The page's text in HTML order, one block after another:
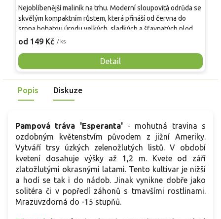
od 149 Kč / ks
Detail
Nejoblíbenější maliník na trhu. Moderní sloupovitá odrůda se
skvělým kompaktním růstem, která přináší od června do
srpna bohatou úrodu velkých, sladkých a šťavnatých plodů.
Pevné vzpřímené výhony tvoří elegantní habitus bez
Mrazuvzdornost do −25 °C a spolehlivá vitalita z něj dělají
skvělou volbu pro každého pěstitele.
Popis Diskuze
Pampová tráva 'Esperanta' - mohutná travina s
ozdobným květenstvím původem z jižní Ameriky.
Vytváří trsy úzkých zelenožlutých listů. V období
kvetení dosahuje výšky až 1,2 m. Kvete od září
zlatožlutými okrasnými latami. Tento kultivar je nižší
a hodí se tak i do nádob. Jinak vynikne dobře jako
solitéra či v popředí záhonů s tmavšími rostlinami.
Mrazuvzdorná do -15 stupňů.